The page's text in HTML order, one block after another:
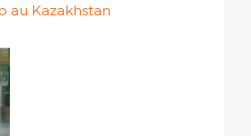
au Kazakhstan